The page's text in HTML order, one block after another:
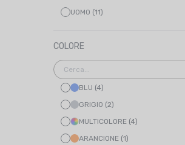
UOMO (11)
COLORE
BLU (4)
GRIGIO (2)
MULTICOLORE (4)
ARANCIONE (1)